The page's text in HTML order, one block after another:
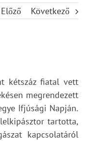
Előző Következő
kétszáz fiatal vett
megrendezett
Ifjúsági Napján.
tartotta,
kapcsolatáról